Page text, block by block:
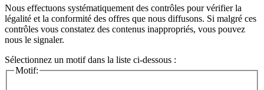
Nous effectuons systématiquement des contrôles pour vérifier la
légalité et la conformité des offres que nous diffusons. Si malgré ces
contrôles vous constatez des contenus inappropriés, vous pouvez
nous le signaler.
Sélectionnez un motif dans la liste ci-dessous :
Motif: